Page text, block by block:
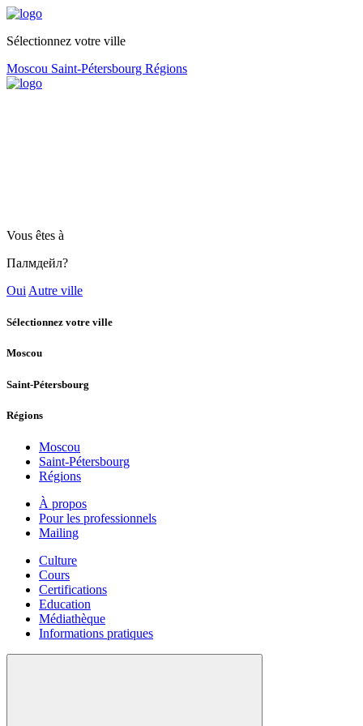
Sélectionnez votre ville
Moscou Saint-Pétersbourg Régions
Vous êtes à
Палмдейл?
Oui Autre ville
Sélectionnez votre ville
Moscou
Saint-Pétersbourg
Régions
Moscou
Saint-Pétersbourg
Régions
À propos
Pour les professionnels
Mailing
Culture
Cours
Certifications
Education
Médiathèque
Informations pratiques